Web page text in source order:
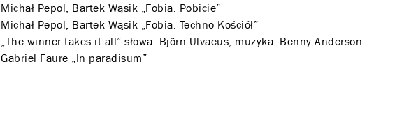
Michał Pepol, Bartek Wąsik „Fobia. Pobicie”
Michał Pepol, Bartek Wąsik „Fobia. Techno Kościół”
„The winner takes it all” słowa: Björn Ulvaeus, muzyka: Benny Anderson
Gabriel Faure „In paradisum”